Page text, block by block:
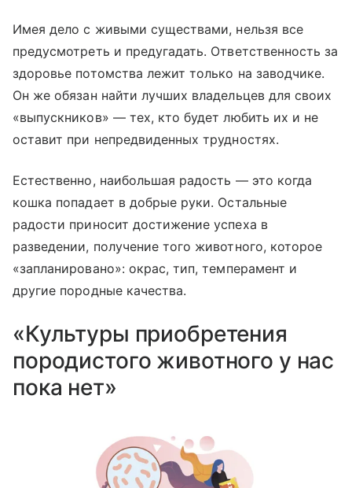
Имея дело с живыми существами, нельзя все
предусмотреть и предугадать. Ответственность за
здоровье потомства лежит только на заводчике.
Он же обязан найти лучших владельцев для своих
«выпускников» — тех, кто будет любить их и не
оставит при непредвиденных трудностях.
Естественно, наибольшая радость — это когда
кошка попадает в добрые руки. Остальные
радости приносит достижение успеха в
разведении, получение того животного, которое
«запланировано»: окрас, тип, темперамент и
другие породные качества.
«Культуры приобретения
породистого животного у нас
пока нет»